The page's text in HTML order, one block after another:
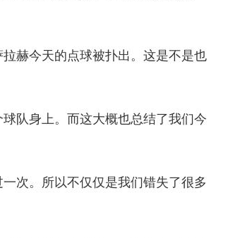
赫今天的点球被扑出。这是不是也
队身上。而这大概也总结了我们今
次。所以不仅仅是我们错失了很多